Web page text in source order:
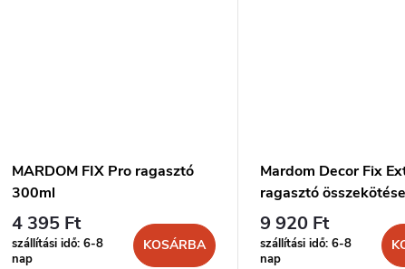
MARDOM FIX Pro ragasztó
300ml
4 395 Ft
szállítási idő: 6-8
nap
KOSÁRBA
Mardom Decor Fix
ragasztó
300ml
9 920 Ft
szállítási idő: 6-8
nap